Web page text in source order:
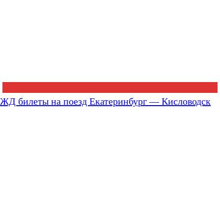
ЖД билеты на поезд Екатеринбург — Кисловодск